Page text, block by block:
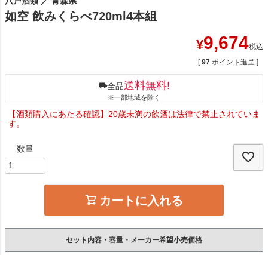
如空 飲みくらべ720ml4本組
¥9,674税込
[ 97 ポイント進呈 ]
全品送料無料!
※一部地域を除く
【酒類購入にあたる確認】20歳未満の飲酒は法律で禁止されていま
す。
カートに入れる
セット内容・容量・メーカー希望小売価格